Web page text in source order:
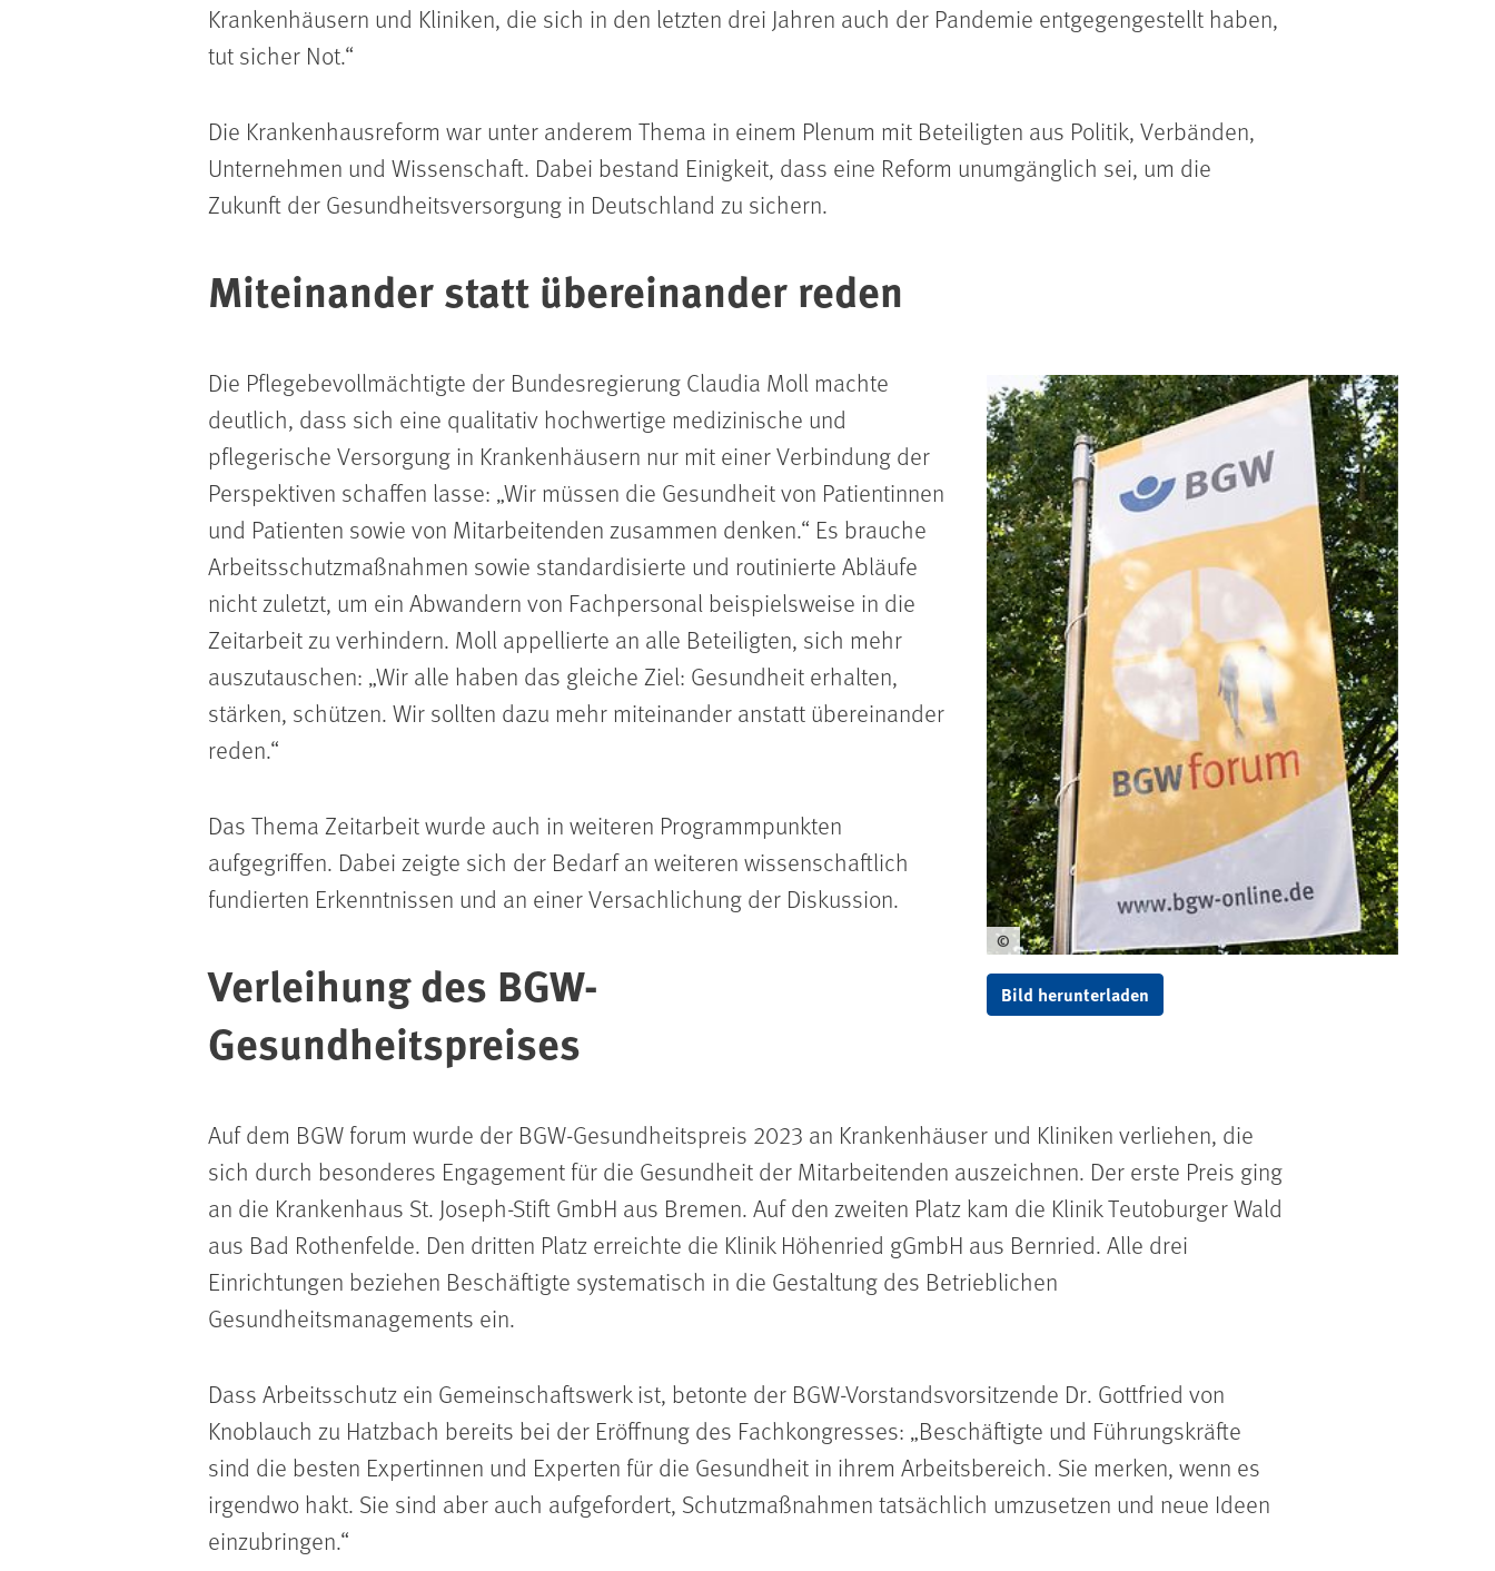
Krankenhäusern und Kliniken, die sich in den letzten drei Jahren auch der Pandemie entgegengestellt haben,
tut sicher Not.
Die Krankenhausreform war unter anderem Thema in einem Plenum mit Beteiligten aus Politik, Verbänden,
Unternehmen und Wissenschaft. Dabei bestand Einigkeit, dass eine Reform unumgänglich sei, um die
Zukunft der Gesundheitsversorgung in Deutschland zu sichern.
Miteinander statt übereinander reden
©
Bild herunterladen
Die Pflegebevollmächtigte der Bundesregierung Claudia Moll machte
deutlich, dass sich eine qualitativ hochwertige medizinische und
pflegerische Versorgung in Krankenhäusern nur mit einer Verbindung der
Perspektiven schaffen lasse: Wir müssen die Gesundheit von Patientinnen
und Patienten sowie von Mitarbeitenden zusammen denken. Es brauche
Arbeitsschutzmaßnahmen sowie standardisierte und routinierte Abläufe
nicht zuletzt, um ein Abwandern von Fachpersonal beispielsweise in die
Zeitarbeit zu verhindern. Moll appellierte an alle Beteiligten, sich mehr
auszutauschen: Wir alle haben das gleiche Ziel: Gesundheit erhalten,
stärken, schützen. Wir sollten dazu mehr miteinander anstatt übereinander
reden.
Das Thema Zeitarbeit wurde auch in weiteren Programmpunkten
aufgegriffen. Dabei zeigte sich der Bedarf an weiteren wissenschaftlich
fundierten Erkenntnissen und an einer Versachlichung der Diskussion.
Verleihung des BGW-
Gesundheitspreises
Auf dem BGW forum wurde der BGW-Gesundheitspreis 2023 an Krankenhäuser und Kliniken verliehen, die
sich durch besonderes Engagement für die Gesundheit der Mitarbeitenden auszeichnen. Der erste Preis ging
an die Krankenhaus St. Joseph-Stift GmbH aus Bremen. Auf den zweiten Platz kam die Klinik Teutoburger Wald
aus Bad Rothenfelde. Den dritten Platz erreichte die Klinik Höhenried gGmbH aus Bernried. Alle drei
Einrichtungen beziehen Beschäftigte systematisch in die Gestaltung des Betrieblichen
Gesundheitsmanagements ein.
Dass Arbeitsschutz ein Gemeinschaftswerk ist, betonte der BGW-Vorstandsvorsitzende Dr. Gottfried von
Knoblauch zu Hatzbach bereits bei der Eröffnung des Fachkongresses: Beschäftigte und Führungskräfte
sind die besten Expertinnen und Experten für die Gesundheit in ihrem Arbeitsbereich. Sie merken, wenn es
irgendwo hakt. Sie sind aber auch aufgefordert, Schutzmaßnahmen tatsächlich umzusetzen und neue Ideen
einzubringen.